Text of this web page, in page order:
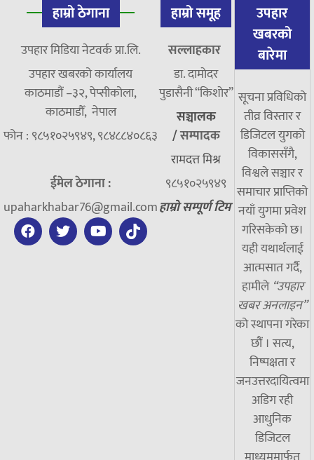
हाम्रो ठेगाना
उपहार मिडिया नेटवर्क प्रा.लि.
उपहार खबरको कार्यालय
काठमाडौं –३२, पेप्सीकोला,
काठमाडौँ, नेपाल
फोन : ९८५१०२५९४९, ९८४८८४०८६३
ईमेल ठेगाना :
upaharkhabar76@gmail.com
हाम्रो समूह
सल्लाहकार
डा. दामाेदर
पुडासैनी “किशाेर”
सञ्चालक
/सम्पादक
रामदत्त मिश्र
९८५१०२५९४९
हाम्रो सम्पूर्ण टिम
उपहार
खबरको
बारेमा
सूचना प्रविधिको
तीव्र विस्तार र
डिजिटल युगको
विकाससँगै,
विश्वले सञ्चार र
समाचार प्राप्तिको
नयाँ युगमा प्रवेश
गरिसकेको छ।
यही यथार्थलाई
आत्मसात गर्दै,
हामीले “उपहार
खबर अनलाइन”
को स्थापना गरेका
छौं । सत्य,
निष्पक्षता र
जनउत्तरदायित्वमा
अडिग रही
आधुनिक
डिजिटल